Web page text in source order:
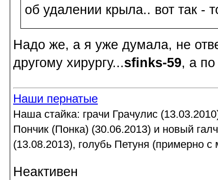
об удалении крыла.. вот так -
Надо же, а я уже думала, не
другому хирургу...sfinks-59, а
Наши пернатые
Наша стайка: грачи Грачулис
Пончик (Понка) (30.06.2013) и новый
(13.08.2013), голубь Петуня (примерно
Неактивен